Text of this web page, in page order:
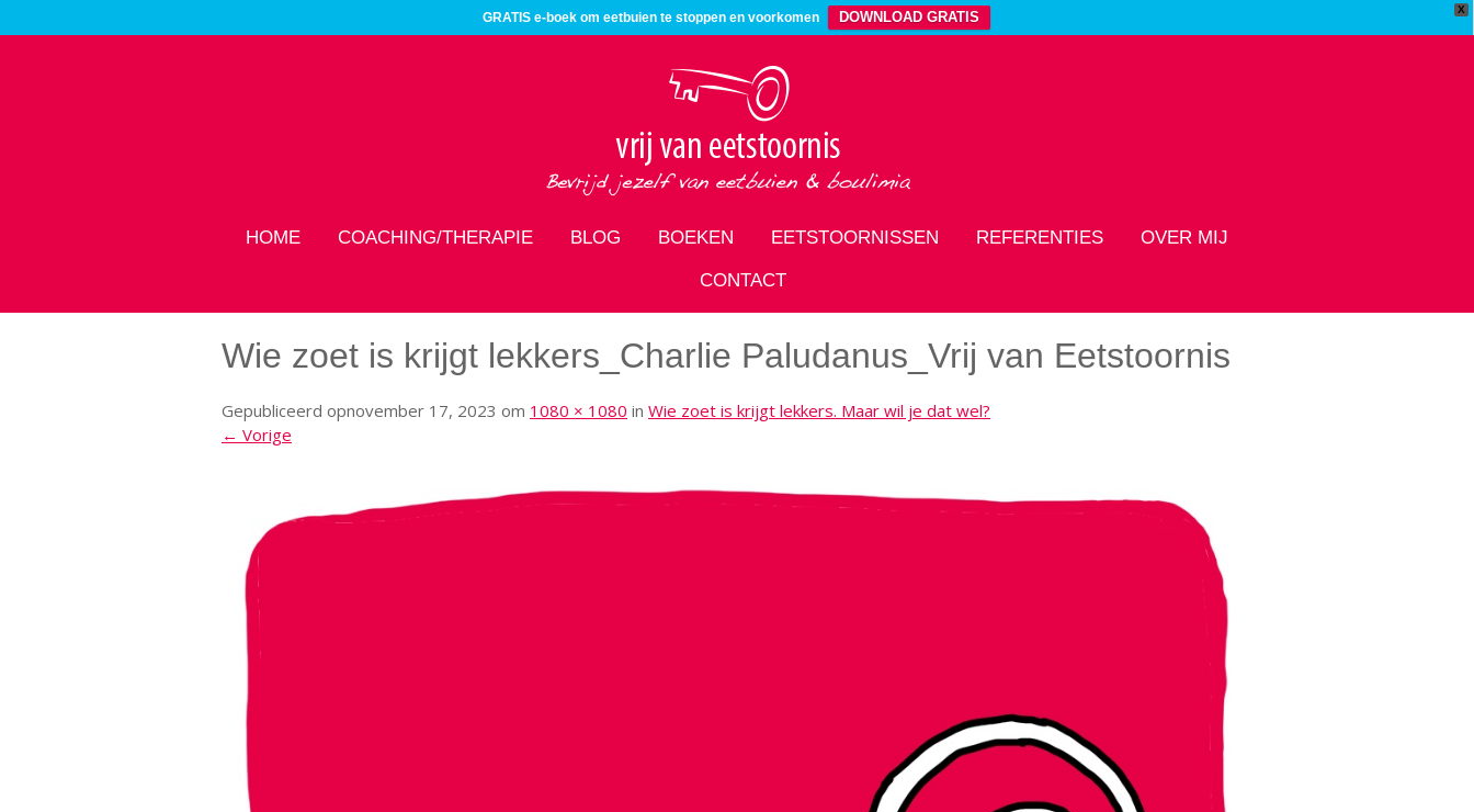
X
GRATIS e-boek om eetbuien te stoppen en voorkomen DOWNLOAD GRATIS
HOME COACHING/THERAPIE BLOG BOEKEN EETSTOORNISSEN REFERENTIES OVER MIJ
CONTACT
Wie zoet is krijgt lekkers_Charlie Paludanus_Vrij van Eetstoornis
Gepubliceerd opnovember 17, 2023 om 1080 × 1080 in Wie zoet is krijgt lekkers. Maar wil je dat wel?
← Vorige